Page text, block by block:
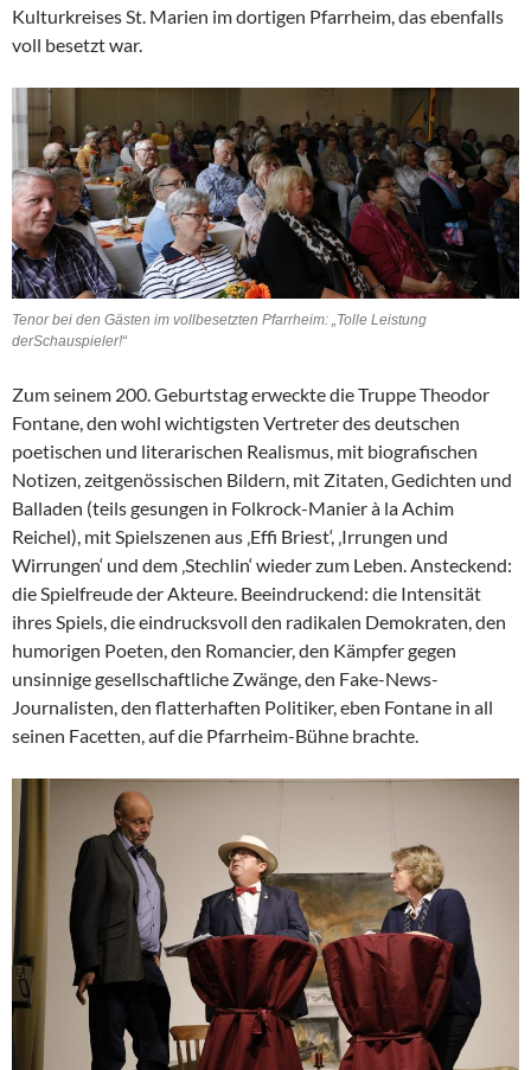
Kulturkreises St. Marien im dortigen Pfarrheim, das ebenfalls
voll besetzt war.
Tenor bei den Gästen im vollbesetzten Pfarrheim: „Tolle Leistung
derSchauspieler!“
Zum seinem 200. Geburtstag erweckte die Truppe Theodor
Fontane, den wohl wichtigsten Vertreter des deutschen
poetischen und literarischen Realismus, mit biografischen
Notizen, zeitgenössischen Bildern, mit Zitaten, Gedichten und
Balladen (teils gesungen in Folkrock-Manier à la Achim
Reichel), mit Spielszenen aus ‚Effi Briest‘, ‚Irrungen und
Wirrungen‘ und dem ‚Stechlin‘ wieder zum Leben. Ansteckend:
die Spielfreude der Akteure. Beeindruckend: die Intensität
ihres Spiels, die eindrucksvoll den radikalen Demokraten, den
humorigen Poeten, den Romancier, den Kämpfer gegen
unsinnige gesellschaftliche Zwänge, den Fake-News-
Journalisten, den flatterhaften Politiker, eben Fontane in all
seinen Facetten, auf die Pfarrheim-Bühne brachte.